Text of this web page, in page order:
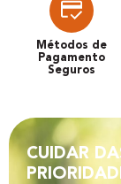
Métodos de
Pagamento
Seguros
CUIDAR